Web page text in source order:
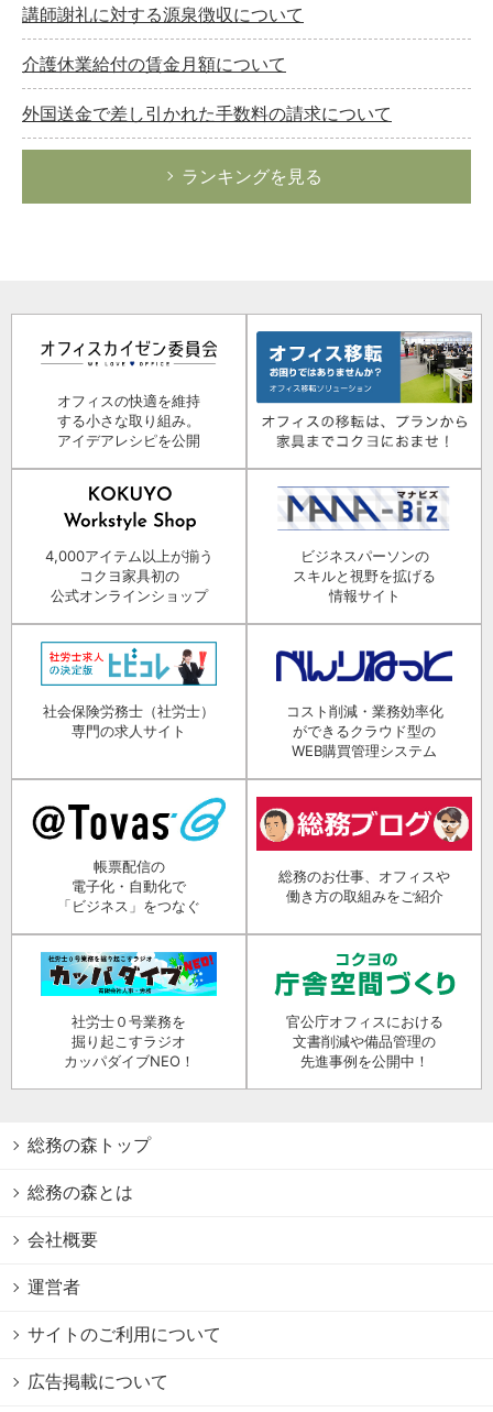
講師謝礼に対する源泉徴収について
介護休業給付の賃金月額について
外国送金で差し引かれた手数料の請求について
ランキングを見る
オフィスの快適を維持
する小さな取り組み。
アイデアレシピを公開
4,000アイテム以上が揃う
コクヨ家具初の
公式オンラインショップ
ビジネスパーソンの
スキルと視野を拡げる
情報サイト
社会保険労務士（社労士）
専門の求人サイト
コスト削減・業務効率化
ができるクラウド型の
WEB購買管理システム
帳票配信の
電子化・自動化で
「ビジネス」をつなぐ
総務のお仕事、オフィスや
働き方の取組みをご紹介
社労士０号業務を
掘り起こすラジオ
カッパダイブNEO！
官公庁オフィスにおける
文書削減や備品管理の
先進事例を公開中！
総務の森トップ
総務の森とは
会社概要
運営者
サイトのご利用について
広告掲載について